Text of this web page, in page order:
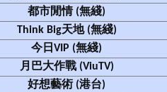
都市閒情 (無綫)
Think Big天地 (無綫)
今日VIP (無綫)
月巴大作戰 (ViuTV)
好想藝術 (港台)